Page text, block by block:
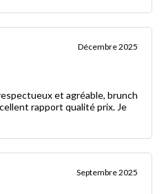
Décembre 2025
Septembre 2025